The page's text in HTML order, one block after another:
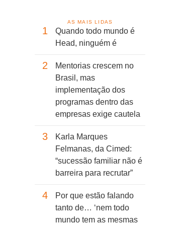
AS MAIS LIDAS
1
Quando todo mundo é
Head, ninguém é
2
Mentorias crescem no
Brasil, mas
implementação dos
programas dentro das
empresas exige cautela
3
Karla Marques
Felmanas, da Cimed:
“sucessão familiar não é
barreira para recrutar”
4
Por que estão falando
tanto de… ‘nem todo
mundo tem as mesmas